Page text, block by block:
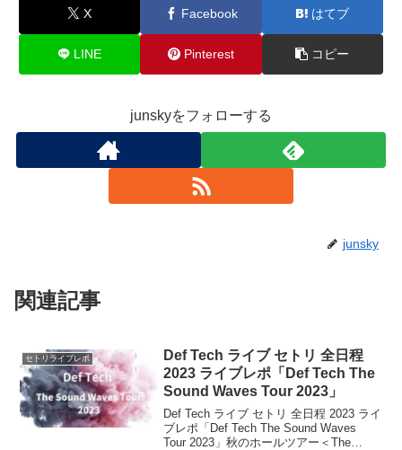
X Facebook はてブ
LINE Pinterest コピー
junskyをフォローする
junsky
関連記事
セトリライブレポ
Def Tech ライブ セトリ 全日程
2023 ライブレポ「Def Tech The
Sound Waves Tour 2023」
Def Tech ライブ セトリ 全日程 2023 ライ
ブレポ「Def Tech The Sound Waves
Tour 2023」秋のホールツアー＜The